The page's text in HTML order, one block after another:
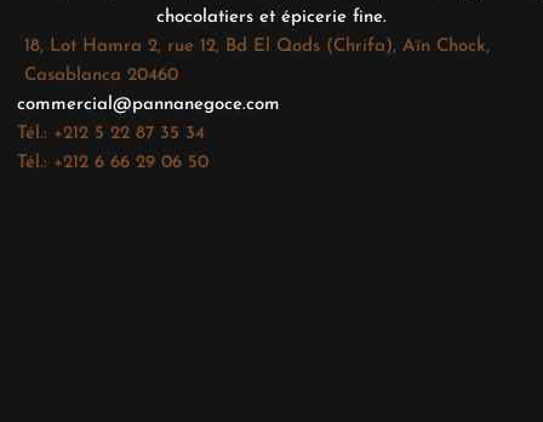
chocolatiers et épicerie fine.
18, Lot Hamra 2, rue 12, Bd El Qods (Chrifa), Aïn Chock,
Casablanca 20460
commercial@pannanegoce.com
Tél.: +212 5 22 87 35 34
Tél.: +212 6 66 29 06 50